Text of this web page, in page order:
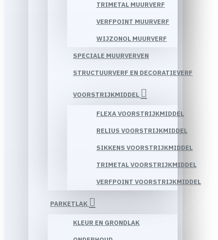
TRIMETAL MUURVERF
VERFPOINT MUURVERF
WIJZONOL MUURVERF
SPECIALE MUURVERVEN
STRUCTUURVERF EN DECORATIEVERF
VOORSTRIJKMIDDEL
FLEXA VOORSTRIJKMIDDEL
RELIUS VOORSTRIJKMIDDEL
SIKKENS VOORSTRIJKMIDDEL
TRIMETAL VOORSTRIJKMIDDEL
VERFPOINT VOORSTRIJKMIDDEL
PARKETLAK
KLEUR EN GRONDLAK